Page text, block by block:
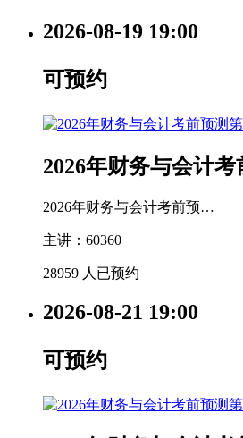
2026-08-19 19:00
可预约
2026年财务与会计
2026年财务与会计考前预…
主讲：60360
28959 人已预约
2026-08-21 19:00
可预约